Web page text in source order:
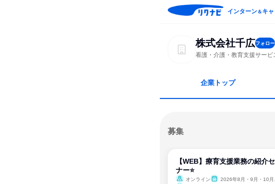
インターン＆キ
株式会社千広フォロー
看護・介護・教育支援サー
企業トップ
募集
【WEB】療育支援業務の紹介セ
ナー⭐
オンライン
2026年8月・9月・10月・11月・12月、2027年1月・2月